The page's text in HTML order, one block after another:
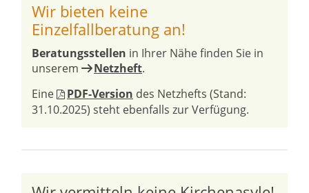
Wir bieten keine
Einzelfallberatung an!
Beratungsstellen in Ihrer Nähe finden Sie in
unserem
Netzheft.
Eine
PDF-Version des Netzhefts (Stand:
31.10.2025) steht ebenfalls zur Verfügung.